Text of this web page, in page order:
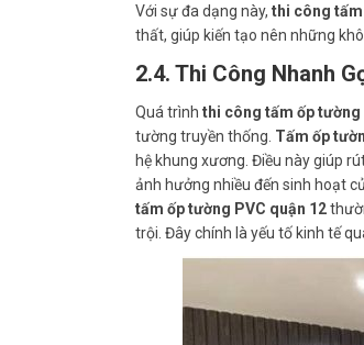
Với sự đa dạng này, thi công tấm
thất, giúp kiến tạo nên những
2.4. Thi Công Nhanh
Quá trình thi công tấm ốp tường
tường truyền thống. Tấm ốp
hệ khung xương. Điều này giúp
ảnh hưởng nhiều đến sinh hoạt
tấm ốp tường PVC quận 12
trội. Đây chính là yếu tố kinh tế